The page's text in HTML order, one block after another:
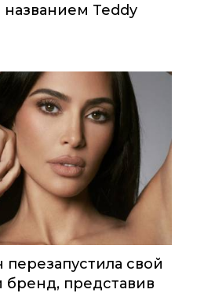
Teddy
свой
бренд, представив